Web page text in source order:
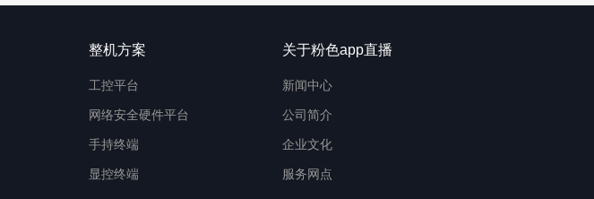
整机方案
工控平台
网络安全硬件平台
手持终端
显控终端
关于粉色app直播
新闻中心
公司简介
企业文化
服务网点